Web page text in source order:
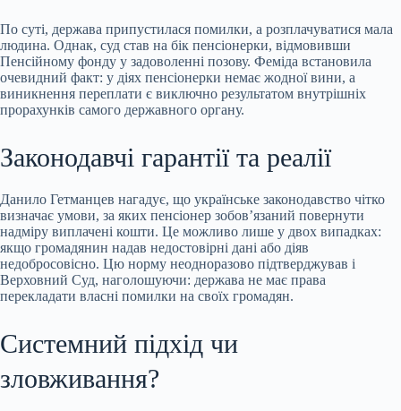
По суті, держава припустилася помилки, а розплачуватися мала
людина. Однак, суд став на бік пенсіонерки, відмовивши
Пенсійному фонду у задоволенні позову. Феміда встановила
очевидний факт: у діях пенсіонерки немає жодної вини, а
виникнення переплати є виключно результатом внутрішніх
прорахунків самого державного органу.
Законодавчі гарантії та реалії
Данило Гетманцев нагадує, що українське законодавство чітко
визначає умови, за яких пенсіонер зобов’язаний повернути
надміру виплачені кошти. Це можливо лише у двох випадках:
якщо громадянин надав недостовірні дані або діяв
недобросовісно. Цю норму неодноразово підтверджував і
Верховний Суд, наголошуючи: держава не має права
перекладати власні помилки на своїх громадян.
Системний підхід чи
зловживання?